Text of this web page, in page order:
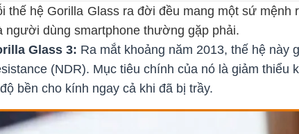
thế hệ Gorilla Glass ra đời đều mang một sứ
người dùng smartphone thường gặp phải.
Glass 3: Ra mắt khoảng năm 2013, thế hệ này
(NDR). Mục tiêu chính của nó là giảm
bền cho kính ngay cả khi đã bị trầy.